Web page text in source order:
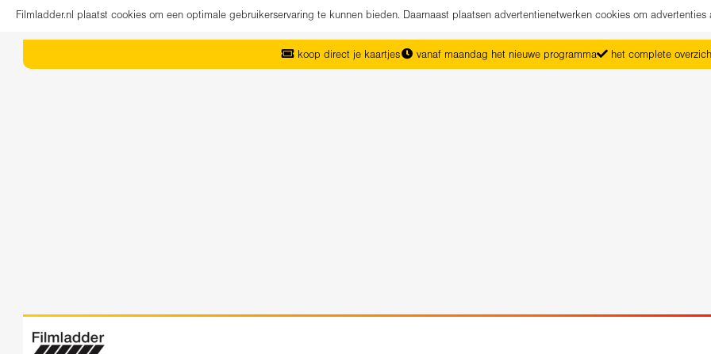
Filmladder.nl plaatst cookies om een optimale gebruikerservaring te kunnen bieden. Daarnaast plaatsen advertentienetwerken cookies om
koop direct je kaartjes vanaf maandag het nieuwe programma het complete